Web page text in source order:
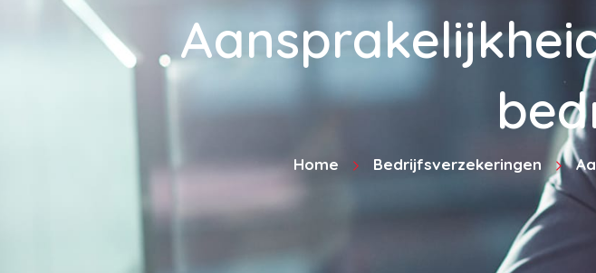
Home Bedrijfsverzekeringen